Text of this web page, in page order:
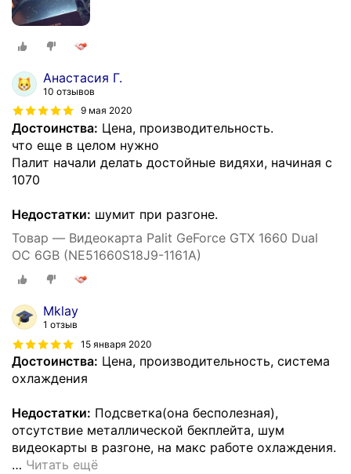
Анастасия Г.
10 отзывов
9 мая 2020
Достоинства: Цена, производительность.
что еще в целом нужно
Палит начали делать достойные видяхи, начиная с
1070
Недостатки: шумит при разгоне.
Товар — Видеокарта Palit GeForce GTX 1660 Dual
OC 6GB (NE51660S18J9-1161A)
Mklay
1 отзыв
15 января 2020
Достоинства: Цена, производительность, система
охлаждения
Недостатки: Подсветка(она бесполезная),
отсутствие металлической бекплейта, шум
видеокарты в разгоне, на макс работе охлаждения.
… Читать ещё